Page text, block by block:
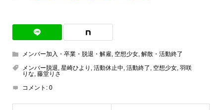
メンバー加入・卒業・脱退・解雇, 空想少女, 解散・活動終了
メンバー脱退, 星崎ひより , 活動休止中, 活動終了 , 空想少女, 羽咲
りな, 藤堂りさ
コメント: 0